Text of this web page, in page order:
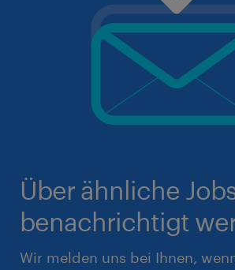
Über ähnliche
benachrichtigt
Wir melden uns bei Ihnen,